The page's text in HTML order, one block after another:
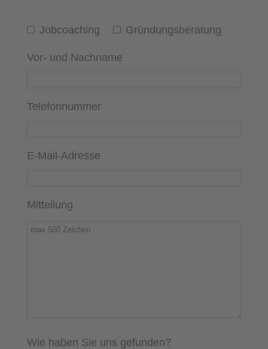
Jobcoaching Gründungsberatung
Vor- und Nachname
Telefonnummer
E-Mail-Adresse
Mitteilung
Wie haben Sie uns gefunden?